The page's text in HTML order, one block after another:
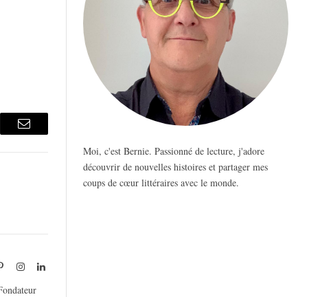
Email
PinterestInstagramLinkedIn
Moi, c'est Bernie. Passionné de lecture, j'adore
découvrir de nouvelles histoires et partager mes
coups de cœur littéraires avec le monde.